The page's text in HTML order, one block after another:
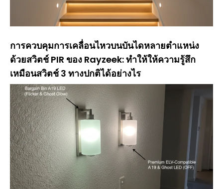
การควบคุมการเคลื่อนไหวบนบันไดหลายตำแหน่ง
ด้วยสวิตช์ PIR ของ Rayzeek: ทำให้ให้ความรู้สึก
เหมือนสวิตช์ 3 ทางปกติได้อย่างไร